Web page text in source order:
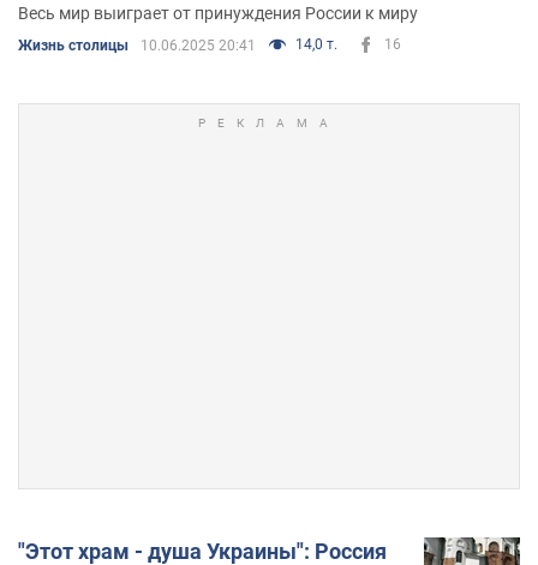
Весь мир выиграет от принуждения России к миру
Жизнь столицы 10.06.2025 20:41 14,0 т. 16
"Этот храм - душа Украины": Россия